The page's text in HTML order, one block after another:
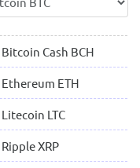
Bitcoin Cash BCH
Ethereum ETH
Litecoin LTC
Ripple XRP